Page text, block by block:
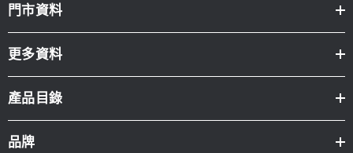
門市資料
更多資料
產品目錄
品牌